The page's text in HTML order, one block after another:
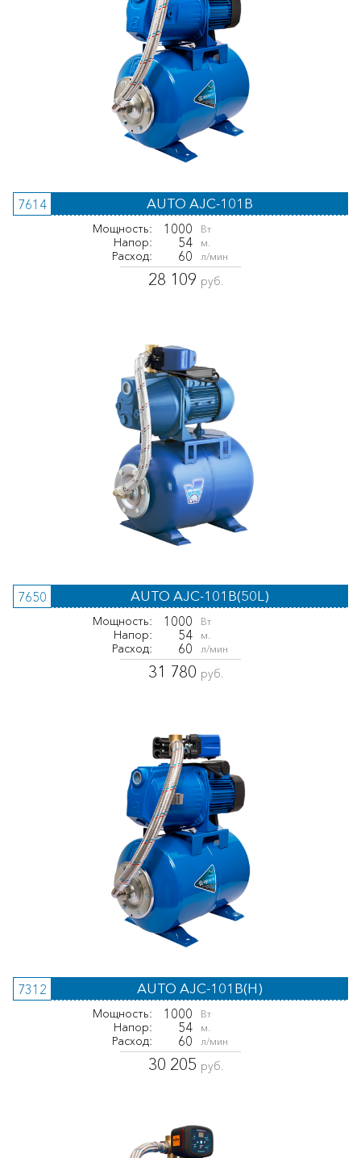
7614 AUTO AJC-101B
Мощность: 1000 Вт
Напор: 54 м.
Расход: 60 л/мин
28 109 руб.
7650 AUTO AJC-101B(50L)
Мощность: 1000 Вт
Напор: 54 м.
Расход: 60 л/мин
31 780 руб.
7312 AUTO AJC-101B(H)
Мощность: 1000 Вт
Напор: 54 м.
Расход: 60 л/мин
30 205 руб.